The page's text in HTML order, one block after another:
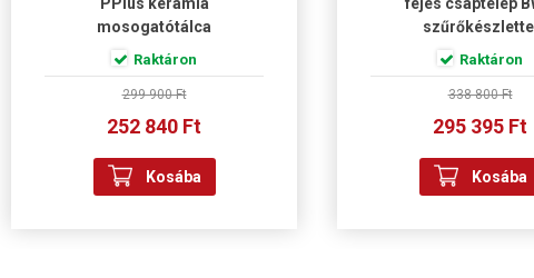
PPlus kerámia
mosogatótálca
Raktáron
299 900 Ft
252 840 Ft
Kosába
fejes csaptelep
szűrőkészlettel
Raktáron
338 800 Ft
295 395 Ft
Kosába